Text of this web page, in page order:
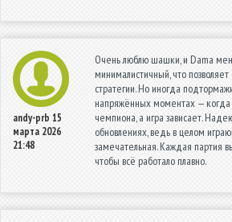
andy-prb 15
марта 2026
21:48
Очень люблю шашки, и Dama
минималистичный, что
стратегии. Но иногда
напряжённых моментах —
чемпиона, а игра зависает.
обновлениях, ведь в целом
замечательная. Каждая партия
чтобы всё работало плавно.